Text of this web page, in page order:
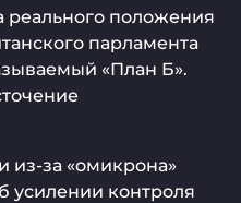
реального положения
парламента
«План Б».
из-за «омикрона»
усилении контроля